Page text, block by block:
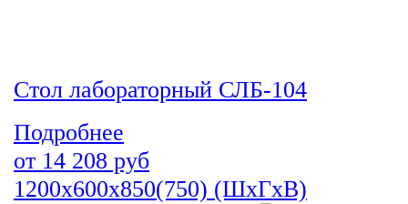
Стол лабораторный СЛБ-104
Подробнее
от 14 208 руб
1200х600х850(750) (ШхГхВ)